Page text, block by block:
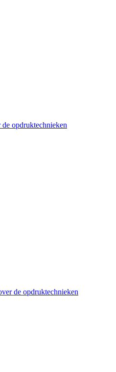
opdruktechnieken
de opdruktechnieken